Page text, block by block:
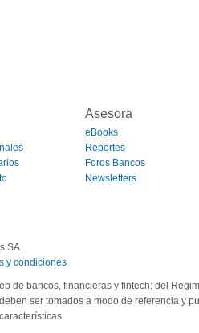
Asesora
eBooks
Reportes
Foros Bancos
Newsletters
SA
y condiciones
de bancos, financieras y fintech; del
ser tomados a modo de referencia y